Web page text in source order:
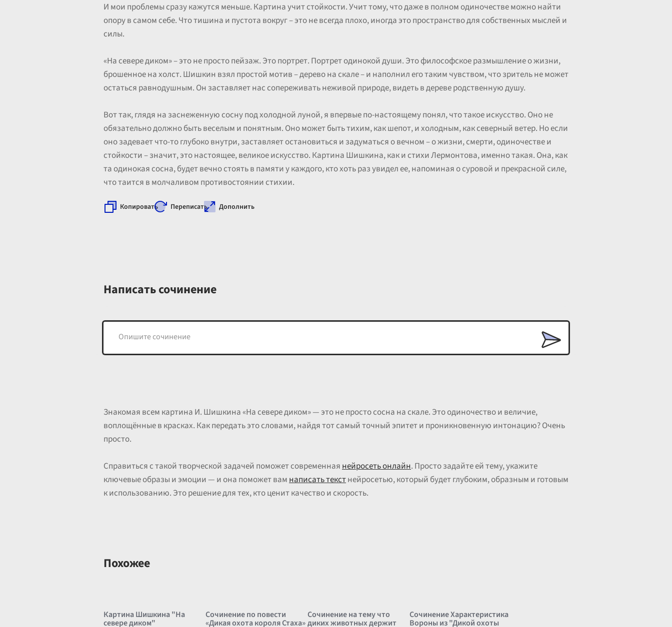
И мои проблемы сразу кажутся меньше. Картина учит стойкости. Учит тому, что даже в полном одиночестве можно найти
опору в самом себе. Что тишина и пустота вокруг – это не всегда плохо, иногда это пространство для собственных мыслей и
силы.
«На севере диком» – это не просто пейзаж. Это портрет. Портрет одинокой души. Это философское размышление о жизни,
брошенное на холст. Шишкин взял простой мотив – дерево на скале – и наполнил его таким чувством, что зритель не может
остаться равнодушным. Он заставляет нас сопереживать неживой природе, видеть в дереве родственную душу.
Вот так, глядя на заснеженную сосну под холодной луной, я впервые по-настоящему понял, что такое искусство. Оно не
обязательно должно быть веселым и понятным. Оно может быть тихим, как шепот, и холодным, как северный ветер. Но если
оно задевает что-то глубоко внутри, заставляет остановиться и задуматься о вечном – о жизни, смерти, одиночестве и
стойкости – значит, это настоящее, великое искусство. Картина Шишкина, как и стихи Лермонтова, именно такая. Она, как
та одинокая сосна, будет вечно стоять в памяти у каждого, кто хоть раз увидел ее, напоминая о суровой и прекрасной силе,
что таится в молчаливом противостоянии стихии.
Копировать Переписать Дополнить
Написать сочинение
Знакомая всем картина И. Шишкина «На севере диком» — это не просто сосна на скале. Это одиночество и величие,
воплощённые в красках. Как передать это словами, найдя тот самый точный эпитет и проникновенную интонацию? Очень
просто.
Справиться с такой творческой задачей поможет современнаянейросеть онлайн. Просто задайте ей тему, укажите
ключевые образы и эмоции — и она поможет вамнаписать текстнейросетью, который будет глубоким, образным и готовым
к использованию. Это решение для тех, кто ценит качество и скорость.
Похожее
Картина Шишкина "На
севере диком"
Сочинение по повести
«Дикая охота короля Стаха»
Сочинение на тему что
диких животных держит
Сочинение Характеристика
Вороны из "Дикой охоты